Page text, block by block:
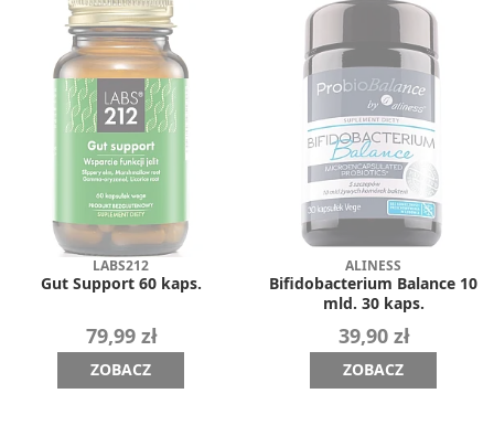
LABS212
Gut Support 60 kaps.
79,99 zł
ZOBACZ
ALINESS
Bifidobacterium Balance 10
mld. 30 kaps.
39,90 zł
ZOBACZ